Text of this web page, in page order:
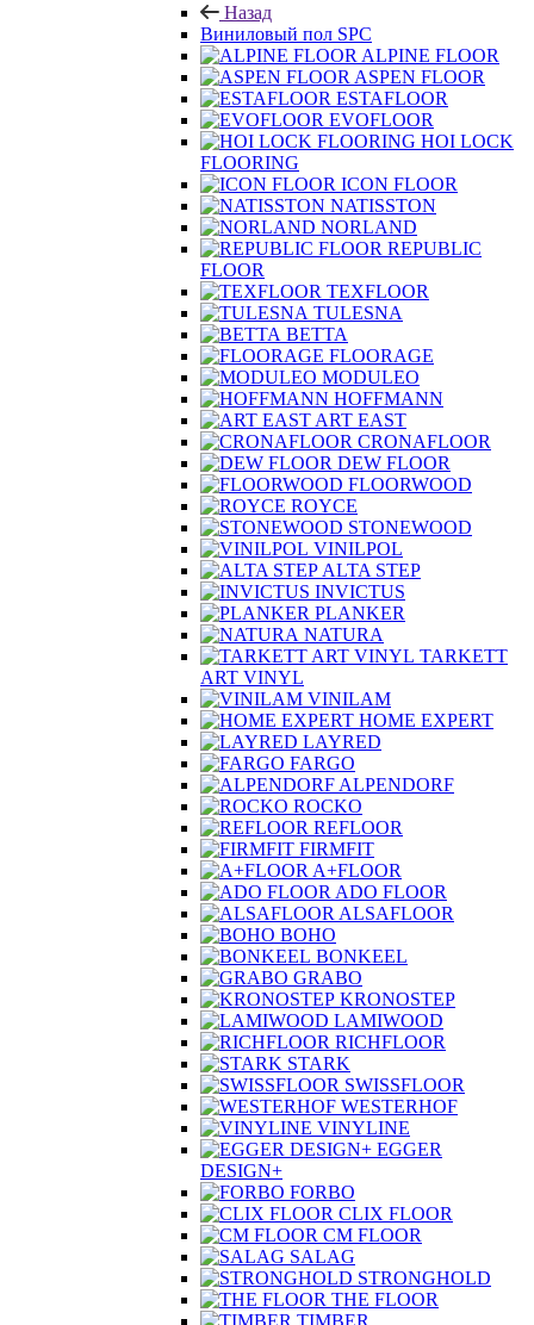
Назад
Виниловый пол SPC
ALPINE FLOOR
ASPEN FLOOR
ESTAFLOOR
EVOFLOOR
HOI LOCK
FLOORING
ICON FLOOR
NATISSTON
NORLAND
REPUBLIC
FLOOR
TEXFLOOR
TULESNA
BETTA
FLOORAGE
MODULEO
HOFFMANN
ART EAST
CRONAFLOOR
DEW FLOOR
FLOORWOOD
ROYCE
STONEWOOD
VINILPOL
ALTA STEP
INVICTUS
PLANKER
NATURA
TARKETT
ART VINYL
VINILAM
HOME EXPERT
LAYRED
FARGO
ALPENDORF
ROCKO
REFLOOR
FIRMFIT
A+FLOOR
ADO FLOOR
ALSAFLOOR
BOHO
BONKEEL
GRABO
KRONOSTEP
LAMIWOOD
RICHFLOOR
STARK
SWISSFLOOR
WESTERHOF
VINYLINE
EGGER
DESIGN+
FORBO
CLIX FLOOR
CM FLOOR
SALAG
STRONGHOLD
THE FLOOR
TIMBER